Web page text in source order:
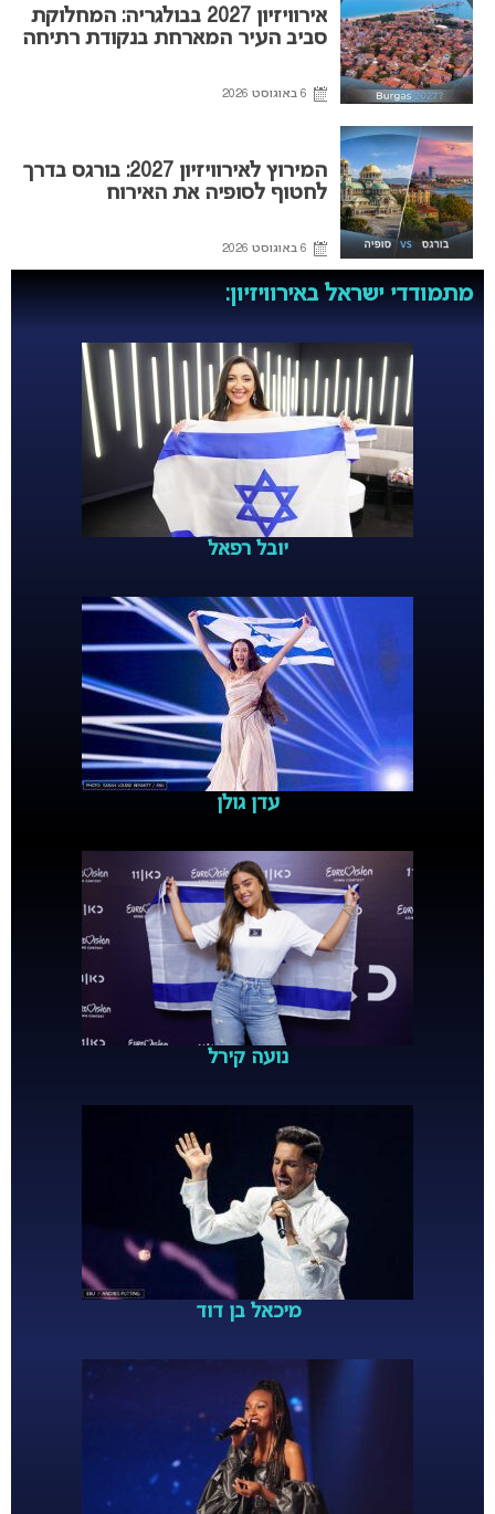
אירוויזיון 2027 בבולגריה: המחלוקת
סביב העיר המארחת בנקודת רתיחה
6 באוגוסט 2026
המירוץ לאירוויזיון 2027: בורגס בדרך
לחטוף לסופיה את האירוח
6 באוגוסט 2026
מתמודדי ישראל באירוויזיון:
יובל רפאל
עדן גולן
נועה קירל
מיכאל בן דוד